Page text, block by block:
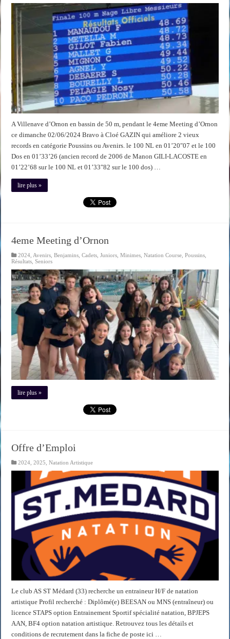
A Villenave d’Ornon en bassin de 50 m, pendant le 4eme Meeting d’Ornon
ce dimanche 02/06/2024 Bravo à Cloé GAZIN qui améliore 2 vieux
records en catégorie Poussins ou Avenirs. le 100 NL en 01’20″07 et le 100
Dos en 01’33’26 (ancien record de 2006 de Manon GILI-LACOSTE en
01’22’68 sur le 100 NL et 01’33″82 sur le 100 dos) …
lire plus »
4eme Meeting d’Ornon
2024 Avenirs ,Benjamins ,Cadets ,Juniors ,Minimes ,Natation Course ,Poussins
Résultats ,Seniors
lire plus »
Offre d’Emploi
2024 ,2025 ,Natation Artistique
Le club AS ST Médard (33) recherche un entraineur H/F de natation
artistique Profil recherché : Diplômé(e) BEESAN ou MNS (entraîneur) ou
licence STAPS option Entrainement Sportif spécialité natation, BPJEPS
AAN, BF4 option natation artistique. Retrouvez tous les détails et
conditions de recrutement dans la fiche de poste ici …